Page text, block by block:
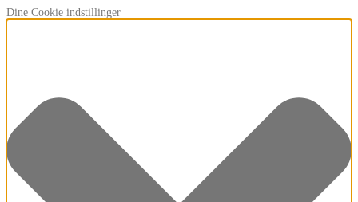
Dine Cookie indstillinger